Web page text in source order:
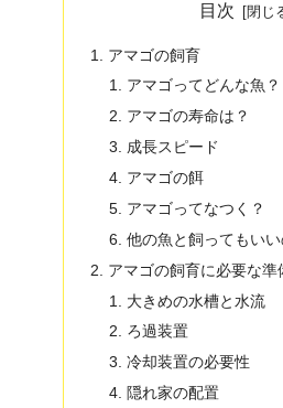
目次
アマゴの飼育
アマゴってどんな魚？
アマゴの寿命は？
成長スピード
アマゴの餌
アマゴってなつく？
他の魚と飼ってもいい
アマゴの飼育に必要な準
大きめの水槽と水流
ろ過装置
冷却装置の必要性
隠れ家の配置